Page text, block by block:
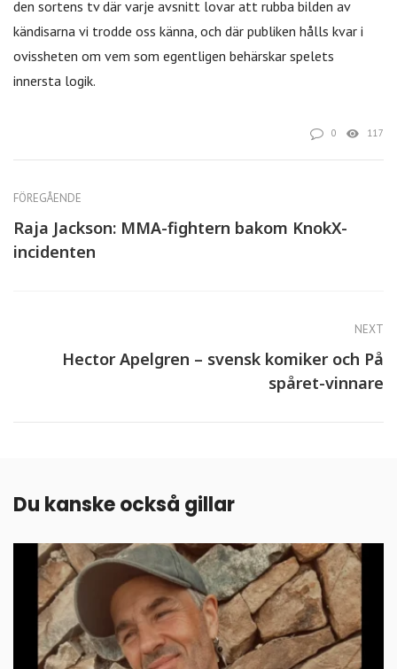
den sortens tv där varje avsnitt lovar att rubba bilden av
kändisarna vi trodde oss känna, och där publiken hålls kvar i
ovissheten om vem som egentligen behärskar spelets
innersta logik.
0 117
FÖREGÅENDE
Raja Jackson: MMA-fightern bakom KnokX-
incidenten
NEXT
Hector Apelgren – svensk komiker och På
spåret-vinnare
Du kanske också gillar